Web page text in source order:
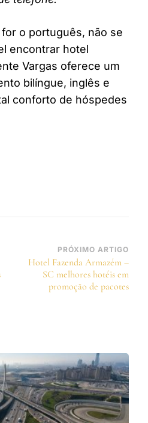
o português, não se
encontrar hotel
Vargas oferece um
bilíngue, inglês e
conforto de hóspedes
PRÓXIMO ARTIGO
Hotel Fazenda Armazém –
SC melhores hotéis em
promoção de pacotes